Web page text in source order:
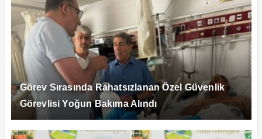
Görev Sırasında Rahatsızlanan Özel Güvenlik
Görevlisi Yoğun Bakıma Alındı